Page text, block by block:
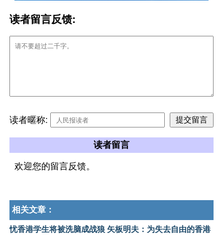
读者留言反馈:
读者暱称:
读者留言
欢迎您的留言反馈。
相关文章：
忧香港学生将被洗脑成战狼 矢板明夫：为失去自由的香港